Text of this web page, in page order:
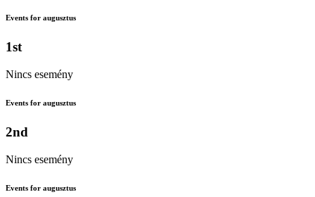
Events for augusztus
1st
Nincs esemény
Events for augusztus
2nd
Nincs esemény
Events for augusztus